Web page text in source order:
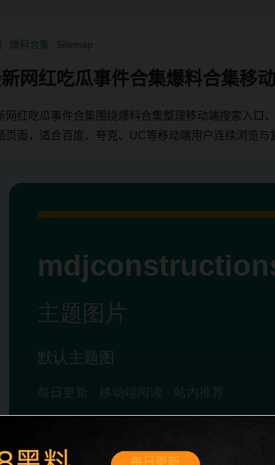
爆料合集 Sitemap
网红吃瓜事件合集爆料合集移
网红吃瓜事件合集围绕爆料合集整理移动端搜索入口
页面，适合百度、夸克、UC等移动端用户连续浏览与